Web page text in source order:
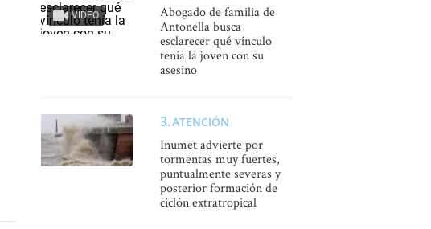
VIDEO
Abogado de familia de
Antonella busca
esclarecer qué vínculo
tenía la joven con su
asesino
ATENCIÓN
Inumet advierte por
tormentas muy fuertes,
puntualmente severas y
posterior formación de
ciclón extratropical